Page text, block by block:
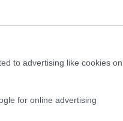
to advertising like cookies on
for online advertising
a gép már több éve